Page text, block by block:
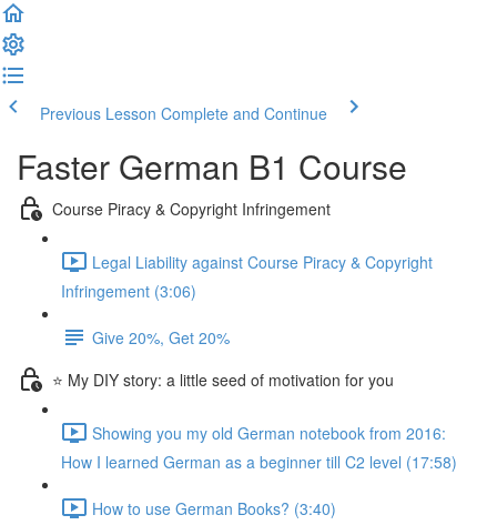
Previous Lesson Complete and Continue
Faster German B1 Course
Course Piracy & Copyright Infringement
Legal Liability against Course Piracy & Copyright
Infringement (3:06)
Give 20%, Get 20%
⭐ My DIY story: a little seed of motivation for you
Showing you my old German notebook from 2016:
How I learned German as a beginner till C2 level (17:58)
How to use German Books? (3:40)